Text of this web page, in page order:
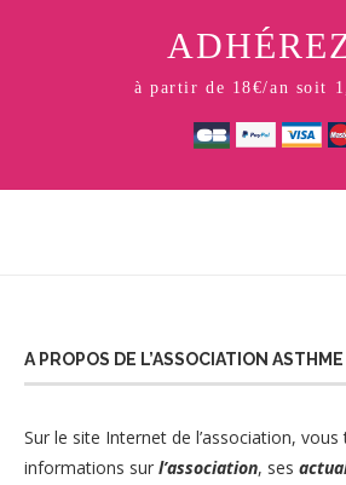
à partir de 18€/an soit
A PROPOS DE L’ASSOCIATION
Sur le site Internet de l’association, vous
informations sur l’association, ses